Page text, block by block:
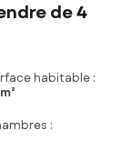
de 4
habitable :
: